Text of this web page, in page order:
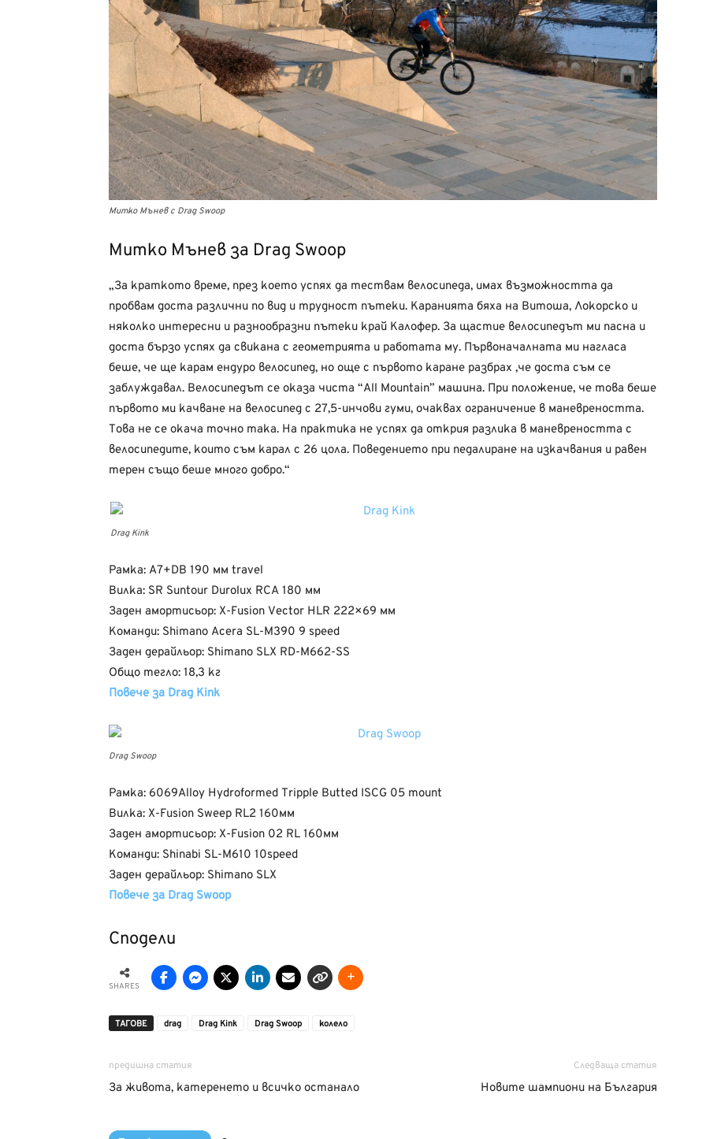
Митко Мънев с Drag Swoop
Митко Мънев за Drag Swoop
„За краткото време, през което успях да тествам велосипеда, имах възможността да
пробвам доста различни по вид и трудност пътеки. Каранията бяха на Витоша, Локорско и
няколко интересни и разнообразни пътеки край Калофер. За щастие велосипедът ми пасна и
доста бързо успях да свикана с геометрията и работата му. Първоначалната ми нагласа
беше, че ще карам ендуро велосипед, но още с първото каране разбрах ,че доста съм се
заблуждавал. Велосипедът се оказа чиста “All Mountain” машина. При положение, че това беше
първото ми качване на велосипед с 27,5-инчови гуми, очаквах ограничение в маневреността.
Това не се окача точно така. На практика не успях да открия разлика в маневреността с
велосипедите, които съм карал с 26 цола. Поведението при педалиране на изкачвания и равен
терен също беше много добро.“
Drag Kink
Рамка: A7+DB 190 мм travel
Вилка: SR Suntour Durolux RCA 180 мм
Заден амортисьор: X-Fusion Vector HLR 222×69 мм
Команди: Shimano Acera SL-M390 9 speed
Заден дерайльор: Shimano SLX RD-M662-SS
Общо тегло: 18,3 кг
Повече за Drag Kink
Drag Swoop
Рамка: 6069Alloy Hydroformed Tripple Butted ISCG 05 mount
Вилка: X-Fusion Sweep RL2 160мм
Заден амортисьор: X-Fusion 02 RL 160мм
Команди: Shinabi SL-M610 10speed
Заден дерайльор: Shimano SLX
Повече за Drag Swoop
Сподели
SHARES
ТАГОВЕ drag Drag Kink Drag Swoop колело
предишна статия
За живота, катеренето и всичко останало
Следваща статия
Новите шампиони на България